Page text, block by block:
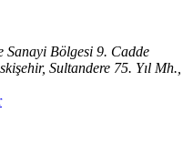
Sanayi Bölgesi 9. Cadde
Sultandere 75. Yıl Mh.,